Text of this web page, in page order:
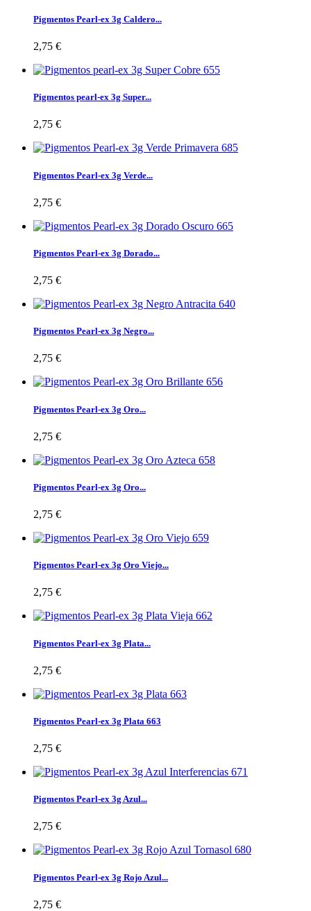
Pigmentos Pearl-ex 3g Caldero...
2,75 €
Pigmentos pearl-ex 3g Super...
2,75 €
Pigmentos Pearl-ex 3g Verde...
2,75 €
Pigmentos Pearl-ex 3g Dorado...
2,75 €
Pigmentos Pearl-ex 3g Negro...
2,75 €
Pigmentos Pearl-ex 3g Oro...
2,75 €
Pigmentos Pearl-ex 3g Oro...
2,75 €
Pigmentos Pearl-ex 3g Oro Viejo...
2,75 €
Pigmentos Pearl-ex 3g Plata...
2,75 €
Pigmentos Pearl-ex 3g Plata 663
2,75 €
Pigmentos Pearl-ex 3g Azul...
2,75 €
Pigmentos Pearl-ex 3g Rojo Azul...
2,75 €